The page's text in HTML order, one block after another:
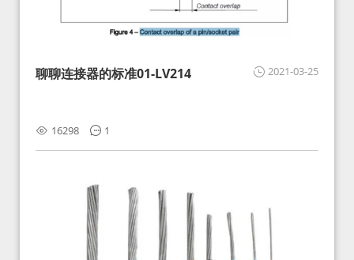
2021-03-25
聊聊连接器的标准01-LV214
16298 1